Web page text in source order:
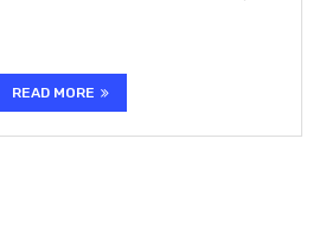
READ MORE